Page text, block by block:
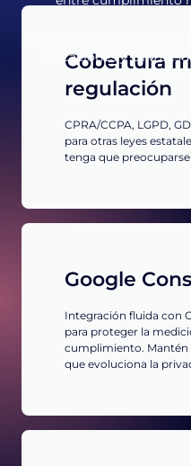
aplicaciones y CTV
Cobertura
regulación
CPRA/CCPA, LGPD,
para otras leyes
tenga que
Google
Integración fluida con
para proteger la
cumplimiento. Mantén
que evoluciona la